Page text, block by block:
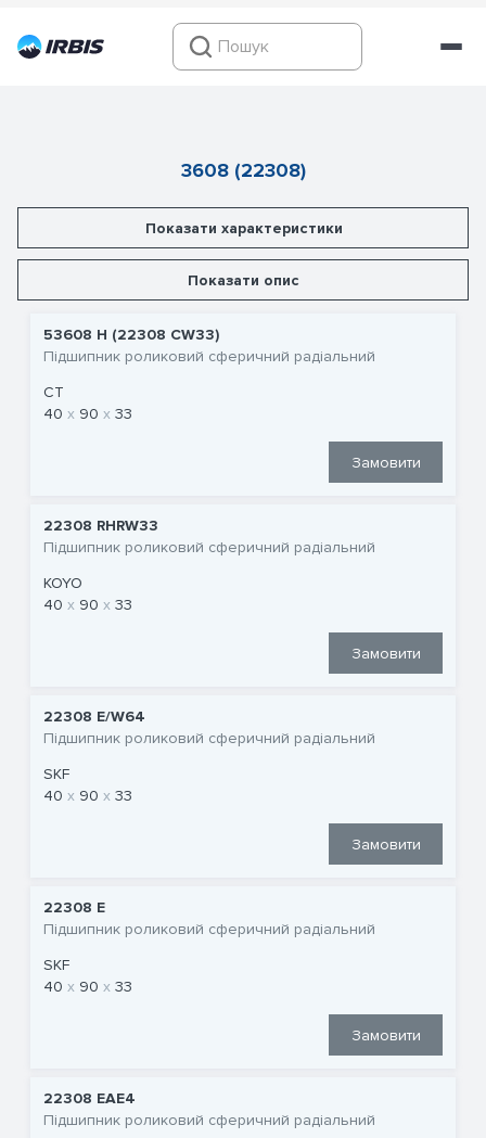
3608 (22308)
Показати характеристики
Показати опис
53608 Н (22308 CW33)
Підшипник роликовий сферичний радіальний
CT
40
90 33
Замовити
22308 RHRW33
Підшипник роликовий сферичний радіальний
KOYO
40
90 33
Замовити
22308 E/W64
Підшипник роликовий сферичний радіальний
SKF
40
90 33
Замовити
22308 E
Підшипник роликовий сферичний радіальний
SKF
40
90 33
Замовити
22308 EAE4
Підшипник роликовий сферичний радіальний